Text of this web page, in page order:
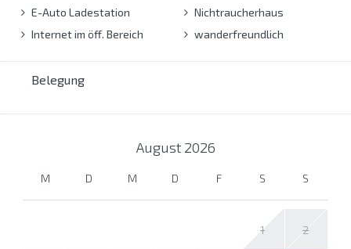
E-Auto Ladestation
Internet im öff. Bereich
Nichtraucherhaus
wanderfreundlich
Belegung
August 2026
M D M D F S S
1 2